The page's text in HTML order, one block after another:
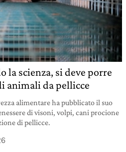
la scienza, si deve porre
animali da pellicce
alimentare ha pubblicato il suo
di visoni, volpi, cani procione
di pellicce.